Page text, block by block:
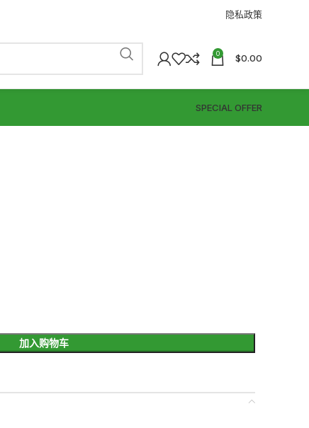
隐私政策
0 $0.00
SPECIAL OFFER
加入购物车